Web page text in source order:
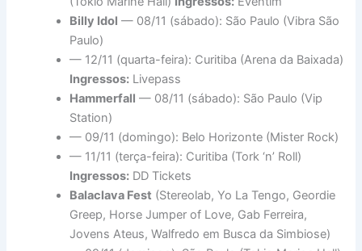
Billy Idol — 08/11 (sábado): São Paulo (Vibra São
Paulo)
— 12/11 (quarta-feira): Curitiba (Arena da Baixada)
Ingressos: Livepass
Hammerfall — 08/11 (sábado): São Paulo (Vip
Station)
— 09/11 (domingo): Belo Horizonte (Mister Rock)
— 11/11 (terça-feira): Curitiba (Tork ‘n’ Roll)
Ingressos: DD Tickets
Balaclava Fest (Stereolab, Yo La Tengo, Geordie
Greep, Horse Jumper of Love, Gab Ferreira,
Jovens Ateus, Walfredo em Busca da Simbiose)